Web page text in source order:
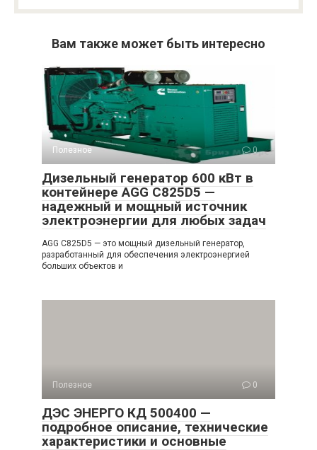
Вам также может быть интересно
Полезное 0
Дизельный генератор 600 кВт в
контейнере AGG C825D5 —
надежный и мощный источник
электроэнергии для любых задач
AGG C825D5 — это мощный дизельный генератор,
разработанный для обеспечения электроэнергией
больших объектов и
Полезное 0
ДЭС ЭНЕРГО КД 500400 —
подробное описание, технические
характеристики и основные